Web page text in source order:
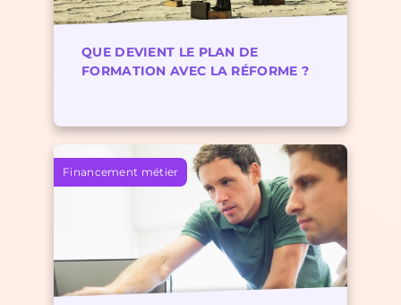
QUE DEVIENT LE PLAN DE
FORMATION AVEC LA RÉFORME ?
Financement métier